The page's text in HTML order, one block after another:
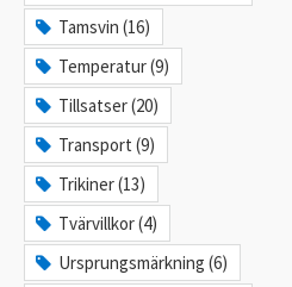
Tamsvin (16)
Temperatur (9)
Tillsatser (20)
Transport (9)
Trikiner (13)
Tvärvillkor (4)
Ursprungsmärkning (6)